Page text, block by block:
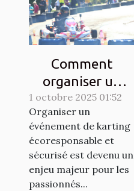
Comment
organiser un
événement de
karting
écoresponsable
et sécurisé?
1 octobre 2025 01:52
Organiser un
événement de karting
écoresponsable et
sécurisé est devenu un
enjeu majeur pour les
passionnés...